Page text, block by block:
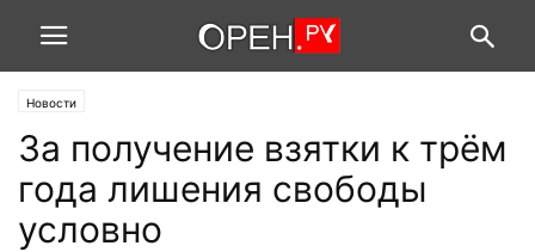
Новости
За получение взятки к трём
года лишения свободы
условно